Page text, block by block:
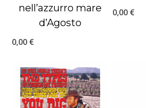
nell’azzurro mare
d’Agosto
0,00 €
0,00 €